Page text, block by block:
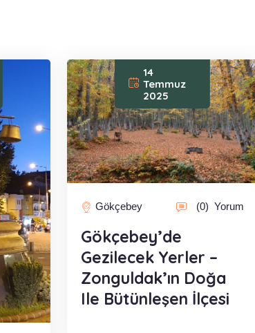
14
Temmuz
2025
Gökçebey (0) Yorum
Gökçebey’de
Gezilecek Yerler –
Zonguldak’ın Doğa
Ile Bütünleşen İlçesi